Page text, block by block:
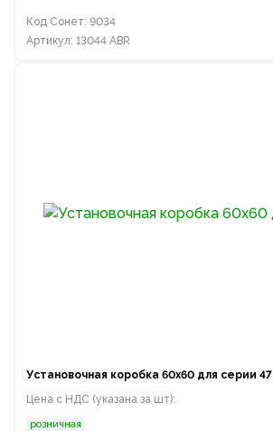
Код Сонет: 9034
Артикул: 13044 ABR
Установочная коробка 60х60 для серии 47
Цена с НДС (указана за шт):
розничная